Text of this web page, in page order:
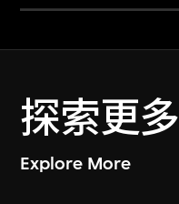
探索更多
Explore More